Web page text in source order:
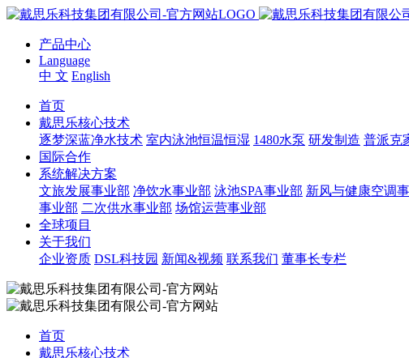
产品中心
Language
中 文 English
首页
戴思乐核心技术
逐梦深蓝净水技术 室内泳池恒温恒湿 1480水泵 研发制造 普派克
国际合作
系统解决方案
文旅发展事业部 净饮水事业部 泳池SPA事业部 新风与健康空调
事业部 二次供水事业部 场馆运营事业部
全球项目
关于我们
企业资质 DSL科技园 新闻&视频 联系我们 董事长专栏
首页
戴思乐核心技术